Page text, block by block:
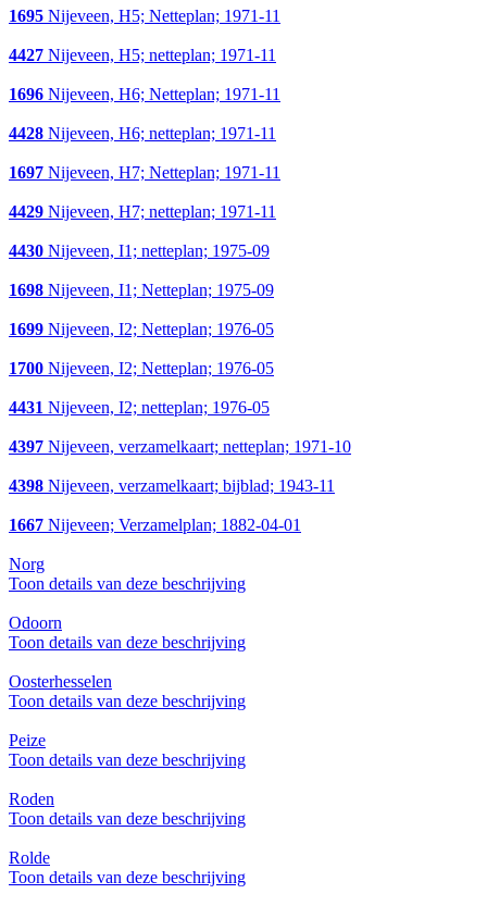
1695 Nijeveen, H5; Netteplan; 1971-11
4427 Nijeveen, H5; netteplan; 1971-11
1696 Nijeveen, H6; Netteplan; 1971-11
4428 Nijeveen, H6; netteplan; 1971-11
1697 Nijeveen, H7; Netteplan; 1971-11
4429 Nijeveen, H7; netteplan; 1971-11
4430 Nijeveen, I1; netteplan; 1975-09
1698 Nijeveen, I1; Netteplan; 1975-09
1699 Nijeveen, I2; Netteplan; 1976-05
1700 Nijeveen, I2; Netteplan; 1976-05
4431 Nijeveen, I2; netteplan; 1976-05
4397 Nijeveen, verzamelkaart; netteplan; 1971-10
4398 Nijeveen, verzamelkaart; bijblad; 1943-11
1667 Nijeveen; Verzamelplan; 1882-04-01
Norg
Toon details van deze beschrijving
Odoorn
Toon details van deze beschrijving
Oosterhesselen
Toon details van deze beschrijving
Peize
Toon details van deze beschrijving
Roden
Toon details van deze beschrijving
Rolde
Toon details van deze beschrijving